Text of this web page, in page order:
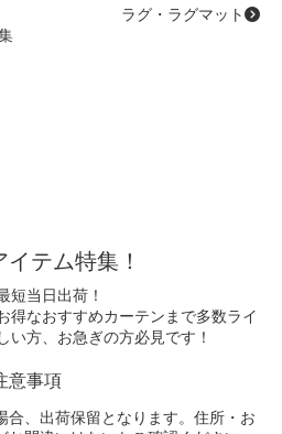
ラグ・ラグマット
テム特集！
短当日出荷！
得なおすすめカーテンまで多数ライ
い方、お急ぎの方必見です！
意事項
合、出荷保留となります。住所・お